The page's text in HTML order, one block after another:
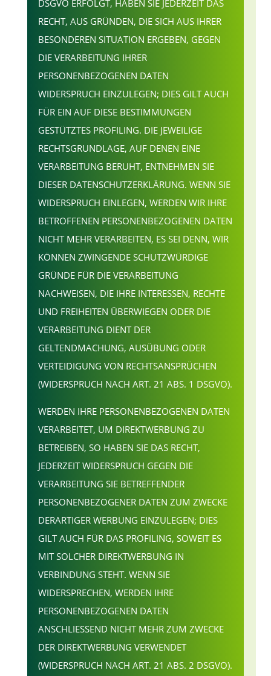
DSGVO ERFOLGT, HABEN SIE JEDERZEIT DAS
RECHT, AUS GRÜNDEN, DIE SICH AUS IHRER
BESONDEREN SITUATION ERGEBEN, GEGEN
DIE VERARBEITUNG IHRER
PERSONENBEZOGENEN DATEN
WIDERSPRUCH EINZULEGEN; DIES GILT AUCH
FÜR EIN AUF DIESE BESTIMMUNGEN
GESTÜTZTES PROFILING. DIE JEWEILIGE
RECHTSGRUNDLAGE, AUF DENEN EINE
VERARBEITUNG BERUHT, ENTNEHMEN SIE
DIESER DATENSCHUTZERKLÄRUNG. WENN SIE
WIDERSPRUCH EINLEGEN, WERDEN WIR IHRE
BETROFFENEN PERSONENBEZOGENEN DATEN
NICHT MEHR VERARBEITEN, ES SEI DENN, WIR
KÖNNEN ZWINGENDE SCHUTZWÜRDIGE
GRÜNDE FÜR DIE VERARBEITUNG
NACHWEISEN, DIE IHRE INTERESSEN, RECHTE
UND FREIHEITEN ÜBERWIEGEN ODER DIE
VERARBEITUNG DIENT DER
GELTENDMACHUNG, AUSÜBUNG ODER
VERTEIDIGUNG VON RECHTSANSPRÜCHEN
(WIDERSPRUCH NACH ART. 21 ABS. 1 DSGVO).
WERDEN IHRE PERSONENBEZOGENEN DATEN
VERARBEITET, UM DIREKTWERBUNG ZU
BETREIBEN, SO HABEN SIE DAS RECHT,
JEDERZEIT WIDERSPRUCH GEGEN DIE
VERARBEITUNG SIE BETREFFENDER
PERSONENBEZOGENER DATEN ZUM ZWECKE
DERARTIGER WERBUNG EINZULEGEN; DIES
GILT AUCH FÜR DAS PROFILING, SOWEIT ES
MIT SOLCHER DIREKTWERBUNG IN
VERBINDUNG STEHT. WENN SIE
WIDERSPRECHEN, WERDEN IHRE
PERSONENBEZOGENEN DATEN
ANSCHLIESSEND NICHT MEHR ZUM ZWECKE
DER DIREKTWERBUNG VERWENDET
(WIDERSPRUCH NACH ART. 21 ABS. 2 DSGVO).